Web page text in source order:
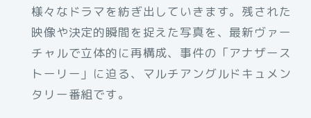
様々なドラマを紡ぎ出していきます。残された
映像や決定的瞬間を捉えた写真を、最新ヴァー
チャルで立体的に再構成、事件の「アナザース
トーリー」に迫る、マルチアングルドキュメン
タリー番組です。